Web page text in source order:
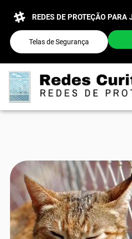
REDES DE PROTEÇÃO PARA
Telas de Segurança